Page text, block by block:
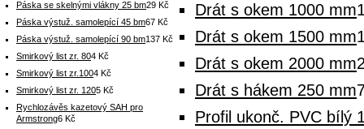
Drát s okem 1000 mm
Drát s okem 1500 mm
Drát s okem 2000 mm
Drát s hákem 250 mm
Profil ukonč. PVC bílý
Páska se skelnými vlákny 25 bm29 Kč
Páska výstuž. samolepící 45 bm67 Kč
Páska výstuž. samolepící 90 bm137 Kč
Smirkový list zr. 804 Kč
Smirkový list zr.1004 Kč
Smirkový list zr. 1205 Kč
Rychlozávěs kazetový SAH pro
Armstrong6 Kč